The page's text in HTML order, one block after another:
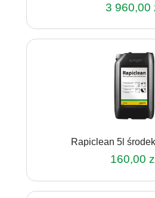
3 960,00
Rapiclean 5l
160,00